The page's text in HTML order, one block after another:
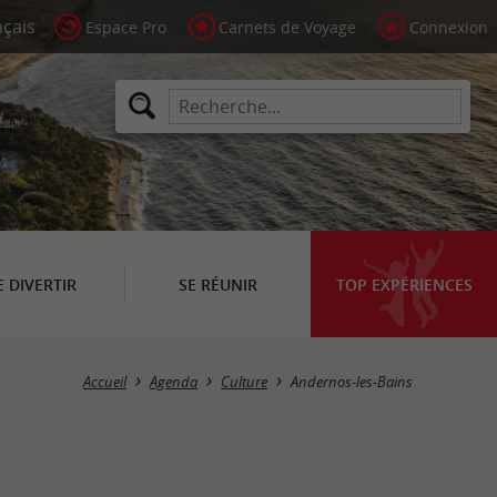
Espace Pro Carnets de Voyage Connexion
DIVERTIR SE RÉUNIR TOP EXPÉRIENCES
Masquer la carte
Accueil Agenda Culture Andernos-les-Bains